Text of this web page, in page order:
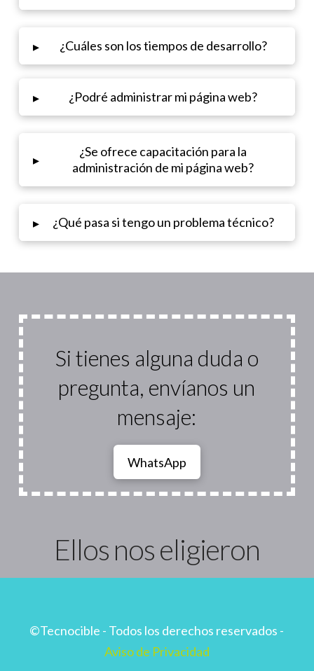
▸ ¿Cuáles son los tiempos de desarrollo?
▸ ¿Podré administrar mi página web?
▸
¿Se ofrece capacitación para la
administración de mi página web?
▸ ¿Qué pasa si tengo un problema técnico?
Si tienes alguna duda o
pregunta, envíanos un
mensaje:
WhatsApp
Ellos nos eligieron
©Tecnocible - Todos los derechos reservados -
Aviso de Privacidad